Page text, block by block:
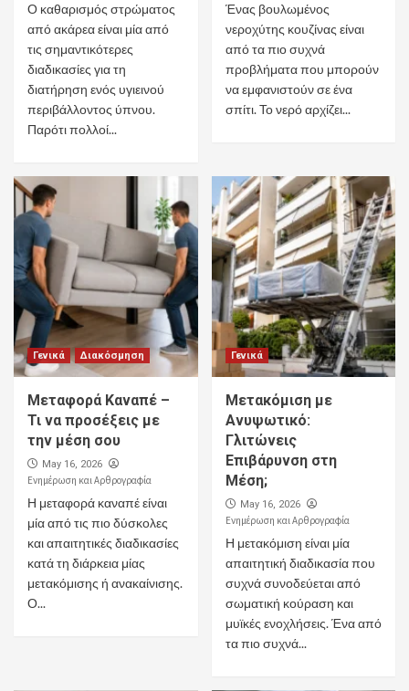
Ο καθαρισμός στρώματος
από ακάρεα είναι μία από
τις σημαντικότερες
διαδικασίες για τη
διατήρηση ενός υγιεινού
περιβάλλοντος ύπνου.
Παρότι πολλοί...
Ένας βουλωμένος
νεροχύτης κουζίνας είναι
από τα πιο συχνά
προβλήματα που μπορούν
να εμφανιστούν σε ένα
σπίτι. Το νερό αρχίζει...
Γενικά Διακόσμηση
Μεταφορά Καναπέ –
Τι να προσέξεις με
την μέση σου
May 16, 2026
Ενημέρωση και Αρθρογραφία
Η μεταφορά καναπέ είναι
μία από τις πιο δύσκολες
και απαιτητικές διαδικασίες
κατά τη διάρκεια μίας
μετακόμισης ή ανακαίνισης.
Ο...
Γενικά
Μετακόμιση με
Ανυψωτικό:
Γλιτώνεις
Επιβάρυνση στη
Μέση;
May 16, 2026
Ενημέρωση και Αρθρογραφία
Η μετακόμιση είναι μία
απαιτητική διαδικασία που
συχνά συνοδεύεται από
σωματική κούραση και
μυϊκές ενοχλήσεις. Ένα από
τα πιο συχνά...